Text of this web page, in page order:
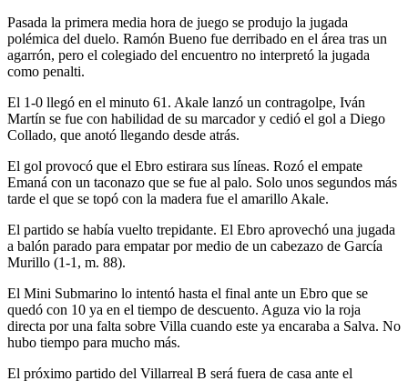
Pasada la primera media hora de juego se produjo la jugada
polémica del duelo. Ramón Bueno fue derribado en el área tras un
agarrón, pero el colegiado del encuentro no interpretó la jugada
como penalti.
El 1-0 llegó en el minuto 61. Akale lanzó un contragolpe, Iván
Martín se fue con habilidad de su marcador y cedió el gol a Diego
Collado, que anotó llegando desde atrás.
El gol provocó que el Ebro estirara sus líneas. Rozó el empate
Emaná con un taconazo que se fue al palo. Solo unos segundos más
tarde el que se topó con la madera fue el amarillo Akale.
El partido se había vuelto trepidante. El Ebro aprovechó una jugada
a balón parado para empatar por medio de un cabezazo de García
Murillo (1-1, m. 88).
El Mini Submarino lo intentó hasta el final ante un Ebro que se
quedó con 10 ya en el tiempo de descuento. Aguza vio la roja
directa por una falta sobre Villa cuando este ya encaraba a Salva. No
hubo tiempo para mucho más.
El próximo partido del Villarreal B será fuera de casa ante el